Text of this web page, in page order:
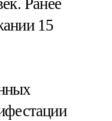
Ранее
15